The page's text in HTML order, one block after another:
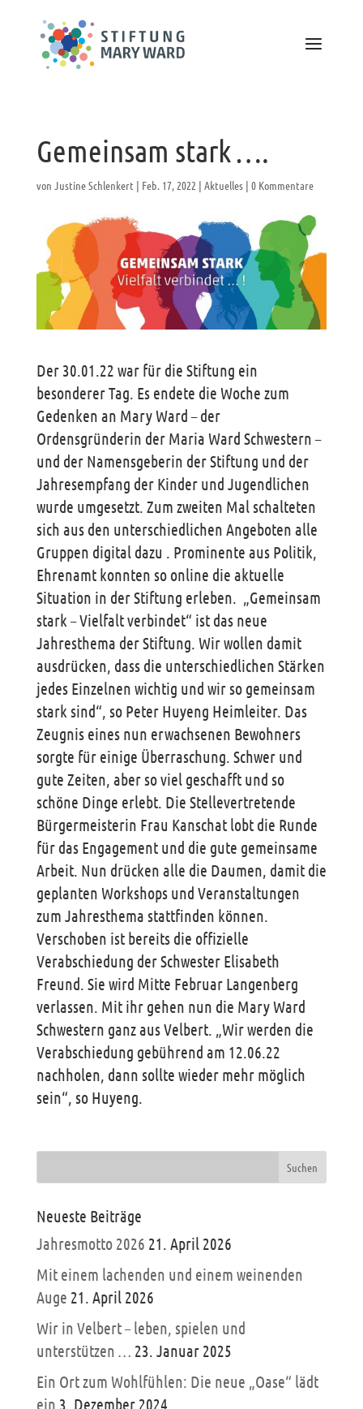
Gemeinsam stark ….
von Justine Schlenkert | Feb. 17, 2022 | Aktuelles| 0 Kommentare
Der 30.01.22 war für die Stiftung ein
besonderer Tag. Es endete die Woche zum
Gedenken an Mary Ward – der
Ordensgründerin der Maria Ward Schwestern –
und der Namensgeberin der Stiftung und der
Jahresempfang der Kinder und Jugendlichen
wurde umgesetzt. Zum zweiten Mal schalteten
sich aus den unterschiedlichen Angeboten alle
Gruppen digital dazu . Prominente aus Politik,
Ehrenamt konnten so online die aktuelle
Situation in der Stiftung erleben. „Gemeinsam
stark – Vielfalt verbindet“ ist das neue
Jahresthema der Stiftung. Wir wollen damit
ausdrücken, dass die unterschiedlichen Stärken
jedes Einzelnen wichtig und wir so gemeinsam
stark sind“, so Peter Huyeng Heimleiter. Das
Zeugnis eines nun erwachsenen Bewohners
sorgte für einige Überraschung. Schwer und
gute Zeiten, aber so viel geschafft und so
schöne Dinge erlebt. Die Stellevertretende
Bürgermeisterin Frau Kanschat lobt die Runde
für das Engagement und die gute gemeinsame
Arbeit. Nun drücken alle die Daumen, damit die
geplanten Workshops und Veranstaltungen
zum Jahresthema stattfinden können.
Verschoben ist bereits die offizielle
Verabschiedung der Schwester Elisabeth
Freund. Sie wird Mitte Februar Langenberg
verlassen. Mit ihr gehen nun die Mary Ward
Schwestern ganz aus Velbert. „Wir werden die
Verabschiedung gebührend am 12.06.22
nachholen, dann sollte wieder mehr möglich
sein“, so Huyeng.
Neueste Beiträge
Jahresmotto 2026 21. April 2026
Mit einem lachenden und einem weinenden
Auge 21. April 2026
Wir in Velbert – leben, spielen und
unterstützen …
23. Januar 2025
Ein Ort zum Wohlfühlen: Die neue „Oase“ lädt
ein 3. Dezember 2024